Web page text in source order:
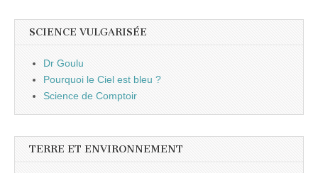
SCIENCE VULGARISÉE
Dr Goulu
Pourquoi le Ciel est bleu ?
Science de Comptoir
TERRE ET ENVIRONNEMENT